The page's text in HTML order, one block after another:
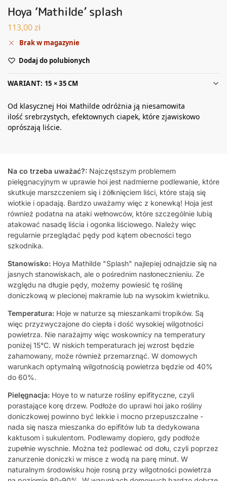
Hoya ‘Mathilde’ splash
113,00zł
Brak w magazynie
Dodaj do polubionych
WARIANT: 15 × 35 CM
Od klasycznej Hoi Mathilde odróżnia ją niesamowita
ilość srebrzystych, efektownych ciapek, które zjawiskowo
oprószają liście.
Na co trzeba uważać?: Najczęstszym problemem
pielęgnacyjnym w uprawie hoi jest nadmierne podlewanie, które
skutkuje marszczeniem się i żółknięciem liści, które stają się
wiotkie i opadają. Bardzo uważamy więc z konewką! Hoja jest
również podatna na ataki wełnowców, które szczególnie lubią
atakować nasadę liścia i ogonka liściowego. Należy więc
regularnie przeglądać pędy pod kątem obecności tego
szkodnika.
Stanowisko: Hoya Mathilde "Splash" najlepiej odnajdzie się na
jasnych stanowiskach, ale o pośrednim nasłonecznieniu. Ze
względu na długie pędy, możemy powiesić tę roślinę
doniczkową w plecionej makramie lub na wysokim kwietniku.
Temperatura: Hoje w naturze są mieszankami tropików. Są
więc przyzwyczajone do ciepła i dość wysokiej wilgotności
powietrza. Nie narażajmy więc woskownicy na temperatury
poniżej 15°C. W niskich temperaturach jej wzrost będzie
zahamowany, może również przemarznąć. W domowych
warunkach optymalną wilgotnością powietrza będzie od 40%
do 60%.
Pielęgnacja: Hoye to w naturze rośliny epifityczne, czyli
porastające korę drzew. Podłoże do uprawi hoi jako rośliny
doniczkowej powinno być lekkie i mocno przepuszczalne -
nada się nasza mieszanka do epifitów lub ta dedykowana
kaktusom i sukulentom. Podlewamy dopiero, gdy podłoże
zupełnie wyschnie. Można też podlewać od dołu, czyli poprzez
zanurzenie doniczki w misce z wodą na parę minut. W
naturalnym środowisku hoje rosną przy wilgotności powietrza